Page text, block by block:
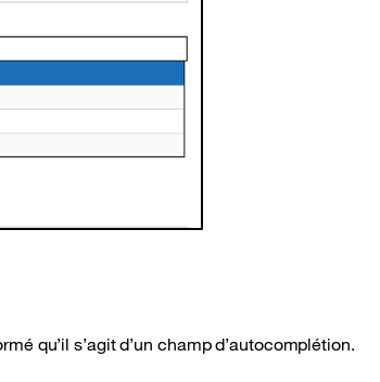
qu’il s’agit d’un champ d’autocomplétion.